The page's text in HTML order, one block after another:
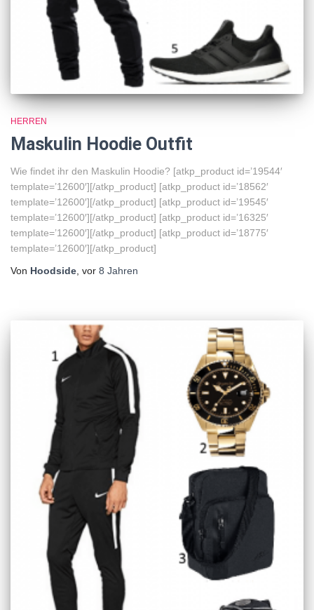
HERREN
Maskulin Hoodie Outfit
Wie findet ihr den Maskulin Hoodie? [atkp_product id=’19544′
template=’12600′][/atkp_product] [atkp_product id=’18562′
template=’12600′][/atkp_product] [atkp_product id=’19545′
template=’12600′][/atkp_product] [atkp_product id=’16325′
template=’12600′][/atkp_product] [atkp_product id=’18775′
template=’12600′][/atkp_product]
Von Hoodside , vor 8 Jahren